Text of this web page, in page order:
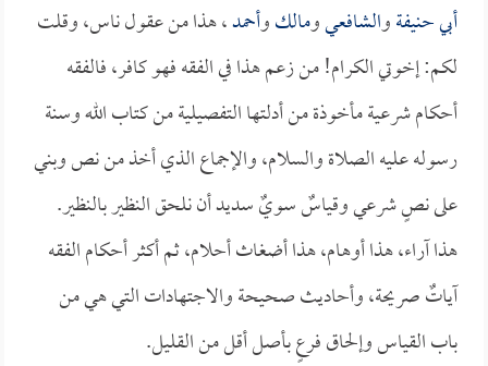
أبي حنيفةوالشافعيومالكوأحمد، هذا من عقول ناس، وقلت
لكم: إخوتي الكرام! من زعم هذا في الفقه فهو كافر، فالفقه
أحكام شرعية مأخوذة من أدلتها التفصيلية من كتاب الله وسنة
رسوله عليه الصلاة والسلام، والإجماع الذي أخذ من نص وبني
على نصٍ شرعي وقياسٌ سويٌ سديد أن نلحق النظير بالنظير.
هذا آراء، هذا أوهام، هذا أضغاث أحلام، ثم أكثر أحكام الفقه
آياتٌ صريحة، وأحاديث صحيحة والاجتهادات التي هي من
باب القياس وإلحاق فرعٍ بأصل أقل من القليل.